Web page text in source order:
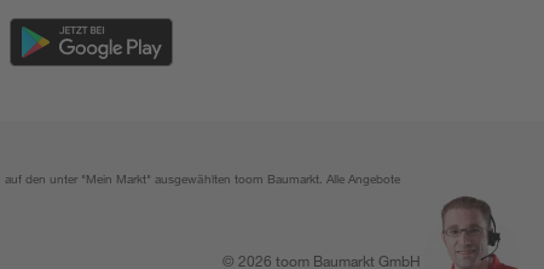
den unter "Mein Markt" ausgewählten toom Baumarkt. Alle Angebote
© 2026 toom Baumarkt GmbH